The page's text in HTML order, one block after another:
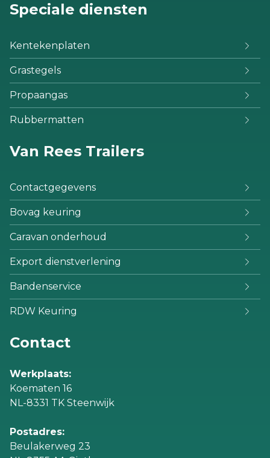
Speciale diensten
Kentekenplaten
Grastegels
Propaangas
Rubbermatten
Van Rees Trailers
Contactgegevens
Bovag keuring
Caravan onderhoud
Export dienstverlening
Bandenservice
RDW Keuring
Contact
Werkplaats:
Koematen 16
NL-8331 TK Steenwijk
Postadres:
Beulakerweg 23